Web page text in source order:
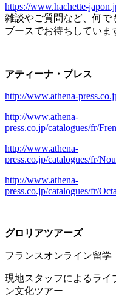
https://www.hachette-
雑談やご質問など、何で
ブースでお待ちしていま
アティーナ・プレス
http://www.athena-
http://www.athena-
press.co.jp/catalogues/fr/
http://www.athena-
press.co.jp/catalogues/fr/
http://www.athena-
press.co.jp/catalogues/fr/
グロリアツアーズ
フランスオンライン留学
現地スタッフによるライ
ン文化ツアー